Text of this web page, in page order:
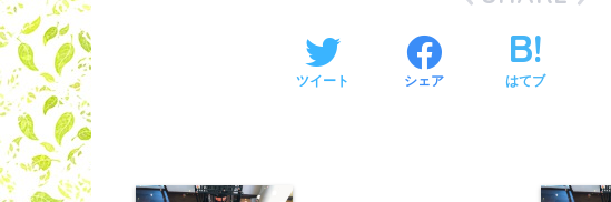
ツイート シェア はてブ